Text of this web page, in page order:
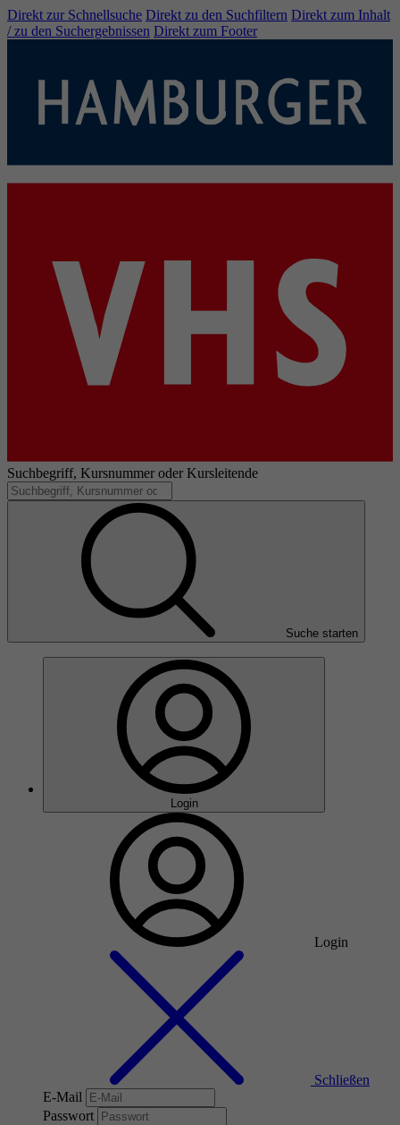
Direkt zur Schnellsuche Direkt zu den Suchfiltern Direkt zum Inhalt
/ zu den Suchergebnissen Direkt zum Footer
Suchbegriff, Kursnummer oder Kursleitende
Suche starten
Login
Login
Schließen
E-Mail
Passwort